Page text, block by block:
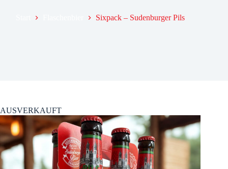
Sixpack – Sudenburger Pils
AUSVERKAUFT